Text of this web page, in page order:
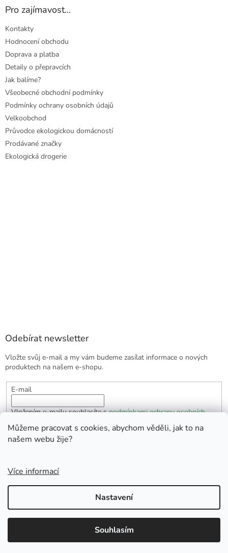
Můžeme pracovat s cookies, abychom věděli, jak to na
našem webu žije?
Více informací
Nastavení
Souhlasím
Pro zajímavost...
Kontakty
Hodnocení obchodu
Doprava a platba
Detaily o přepravcích
Jak balíme?
Všeobecné obchodní podmínky
Podmínky ochrany osobních údajů
Velkoobchod
Průvodce ekologickou domácností
Prodávané značky
Ekologická drogerie
Odebírat newsletter
Vložte svůj e-mail a my vám budeme zasílat informace o nových
produktech na našem e-shopu.
E-mail
Vložením e-mailu souhlasíte spodmínkami ochrany osobních
PŘIHLÁSIT SE
vyhrazena.